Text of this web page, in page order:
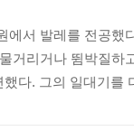
에서 발레를 전공했
거리거나 뜀박질하
했다. 그의 일대기를